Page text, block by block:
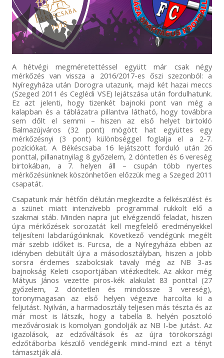
A hétvégi megméretettéssel együtt már csak négy
mérkőzés van vissza a 2016/2017-es őszi szezonból: a
Nyíregyháza után Dorogra utazunk, majd két hazai meccs
(Szeged 2011 és Ceglédi VSE) lejátszása után fordulhatunk.
Ez azt jelenti, hogy tizenkét bajnoki pont van még a
kalapban és a táblázatra pillantva látható, hogy továbbra
sem dőlt el semmi – hiszen az első helyet birtokló
Balmazújváros (32 pont) mögött hat együttes egy
mérkőzésnyi (3 pont) különbséggel foglalja el a 2-7.
pozíciókat. A Békéscsaba 16 lejátszott forduló után 26
ponttal, pillanatnyilag 8 győzelem, 2 döntetlen és 6 vereség
birtokában, a 7. helyen áll – csupán több nyertes
mérkőzésünknek köszönhetően előzzük meg a Szeged 2011
csapatát.
Csapatunk már hétfőn délután megkezdte a felkészülést és
a szünet miatt intenzívebb programmal rukkolt elő a
szakmai stáb. Minden napra jut elvégzendő feladat, hiszen
újra mérkőzések sorozatát kell megfelelő eredményekkel
teljesíteni labdarúgóinknak. Következő vendégünk megélt
már szebb időket is. Furcsa, de a Nyíregyháza ebben az
idényben debütált újra a másodosztályban, hiszen a jobb
sorsra érdemes szabolcsiak tavaly még az NB 3-as
bajnokság Keleti csoportjában vitézkedtek. Az akkor még
Mátyus János vezette piros-kék alakulat 83 ponttal (27
győzelem, 2 döntetlen és mindössze 3 vereség),
toronymagasan az első helyen végezve harcolta ki a
feljutást. Nyilván, a harmadosztály teljesen más tészta és az
már most is látszik, hogy a tabella 8. helyén posztoló
mezővárosiak is komolyan gondolják az NB I-be jutást. Az
igazolások, az edzőváltások és az újra törökországi
edzőtáborba készülő vendégeink mind-mind ezt a tényt
támasztják alá.